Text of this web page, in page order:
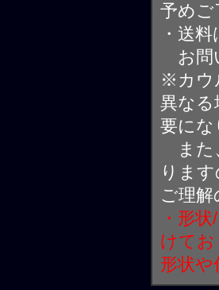
予めご
・送
お問
※カウ
異なる
要にな
また
りま
ご理
・形
けてお
形状や